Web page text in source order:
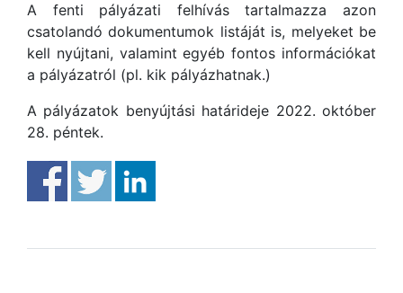
A fenti pályázati felhívás tartalmazza azon
csatolandó dokumentumok listáját is, melyeket be
kell nyújtani, valamint egyéb fontos információkat
a pályázatról (pl. kik pályázhatnak.)
A pályázatok benyújtási határideje 2022. október
28. péntek.